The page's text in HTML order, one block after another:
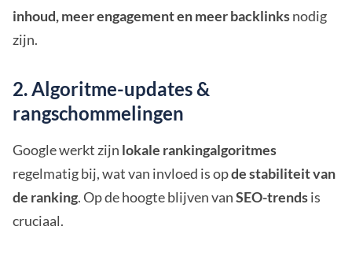
inhoud, meer engagement en meer backlinksnodig
zijn.
2. Algoritme-updates &
rangschommelingen
Google werkt zijn lokale rankingalgoritmes
regelmatig bij, wat van invloed is opde stabiliteit van
de ranking. Op de hoogte blijven vanSEO-trendsis
cruciaal.